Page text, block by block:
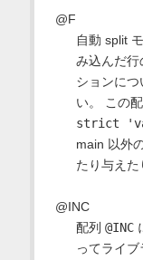
@F
自動 split
み込んだ行
ションにつ
い。 この
strict
main 以外
たり与えた
@INC
配列 @INC
ってライ